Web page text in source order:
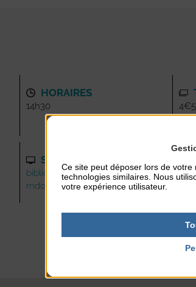
HORAIRES
14h30
SITE INTERNET
bibliothequeagoncoutainville.ji
mdofree.com
Ce site peut déposer lors de
technologies similaires. Nous
votre expérience utilisateur.